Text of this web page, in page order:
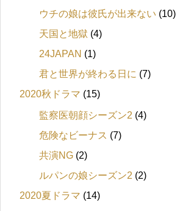
ウチの娘は彼氏が出来ない (10)
天国と地獄 (4)
24JAPAN (1)
君と世界が終わる日に (7)
2020秋ドラマ (15)
監察医朝顔シーズン2 (4)
危険なビーナス (7)
共演NG (2)
ルパンの娘シーズン2 (2)
2020夏ドラマ (14)